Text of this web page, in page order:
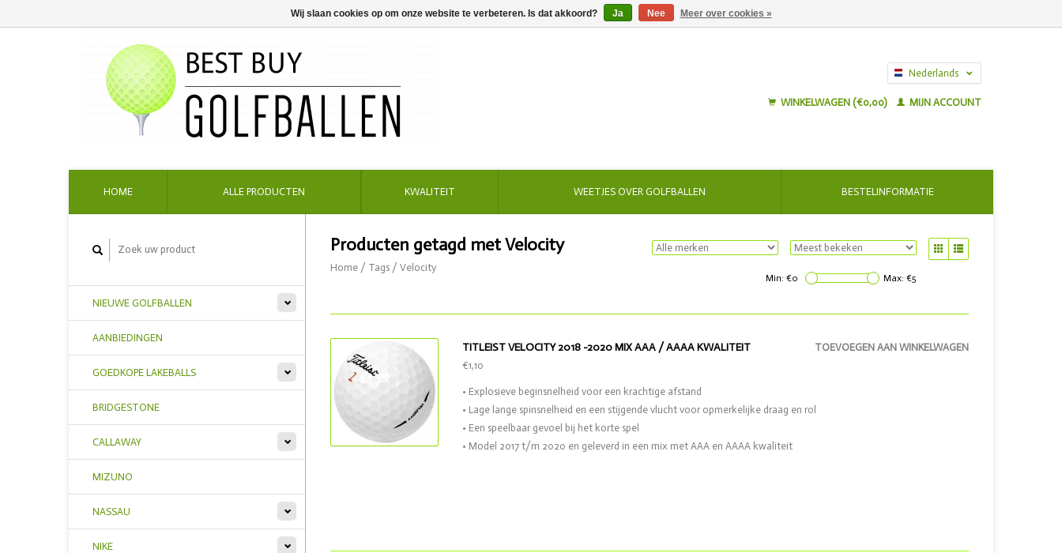
Nederlands
WINKELWAGEN (€0,00)
MIJN ACCOUNT
HOME ALLE PRODUCTEN KWALITEIT WEETJES OVER GOLFBALLEN BESTELINFORMATIE
NIEUWE GOLFBALLEN
AANBIEDINGEN
GOEDKOPE LAKEBALLS
BRIDGESTONE
CALLAWAY
MIZUNO
NASSAU
NIKE
Producten getagd met Velocity
Home / Tags / Velocity
Min: €0 Max: €5
TITLEIST VELOCITY 2018 -2020 MIX AAA / AAAA KWALITEIT
TOEVOEGEN AAN WINKELWAGEN
€1,10
• Explosieve beginsnelheid voor een krachtige afstand
• Lage lange spinsnelheid en een stijgende vlucht voor opmerkelijke draag en rol
• Een speelbaar gevoel bij het korte spel
• Model 2017 t/m 2020 en geleverd in een mix met AAA en AAAA kwaliteit
Wij slaan cookies op om onze website te verbeteren. Is dat akkoord? Ja Nee Meer over cookies »